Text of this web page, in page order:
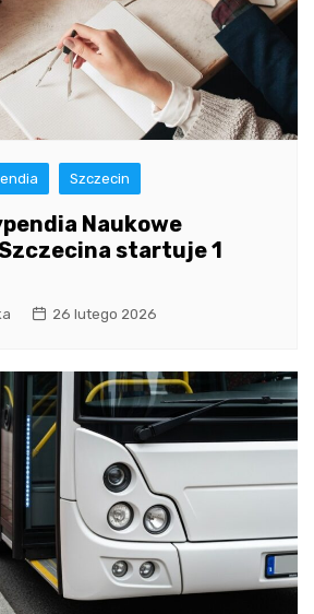
Szczecin
Naukowe
startuje 1
26 lutego 2026